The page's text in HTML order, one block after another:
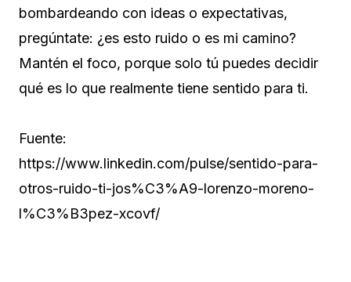
bombardeando con ideas o expectativas,
pregúntate: ¿es esto ruido o es mi camino?
Mantén el foco, porque solo tú puedes decidir
qué es lo que realmente tiene sentido para ti.
Fuente:
https://www.linkedin.com/pulse/sentido-para-
otros-ruido-ti-jos%C3%A9-lorenzo-moreno-
l%C3%B3pez-xcovf/